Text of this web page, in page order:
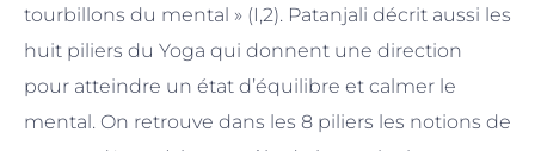
tourbillons du mental » (I,2). Patanjali décrit aussi les
huit piliers du Yoga qui donnent une direction
pour atteindre un état d’équilibre et calmer le
mental. On retrouve dans les 8 piliers les notions de